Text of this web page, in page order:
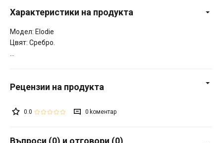
Характеристики на продукта
Модел: Elodie
Цвят: Сребро.
0.0 0
Въпроси (0) и отговори (0)